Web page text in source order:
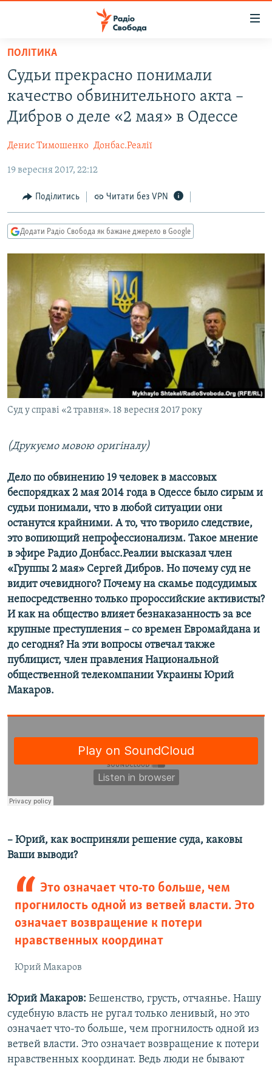
Перейти
основного
матеріалу
Перейти
до
основної
Перейти
пошуку
ВСЕ ЗА ДОБУ
СТАТТІ
СУСПІЛЬСТВО
КУЛЬТУРА
УКРАЇНА
РОСІЙСЬКА «ФІЛЬТРАЦІЯ»
ДОНБАС.РЕАЛІЇ
КРИМ.РЕАЛІЇ
СХЕМИ
КИТАЙ.ВИКЛИКИ
МУЛЬТИМЕДІА
ФОТО
СПЕЦПРОЄКТИ
ПОДКАСТИ
КРИМ РЕАЛІЇ
РУС
КТАТ
ДОЛУЧАЙСЯ!
Усі сайти RFE/RL
ПОЛІТИКА
Судьи прекрасно понимали
качество обвинительного акта –
Дибров о деле «2 мая» в Одессе
Денис Тимошенко Донбас.Реалії
19 вересня 2017, 22:12
Поділитись Читати без VPN
Додати Радіо Свобода як бажане джерело в Google
Суд у справі «2 травня». 18 вересня 2017 року
(Друкуємо мовою оригіналу)
Дело по обвинению 19 человек в массовых
беспорядках 2 мая 2014 года в Одессе было сирым и
судьи понимали, что в любой ситуации они
останутся крайними. А то, что творило следствие,
это вопиющий непрофессионализм. Такое мнение
в эфире Радио Донбасс.Реалии высказал член
«Группы 2 мая» Сергей Дибров. Но почему суд не
видит очевидного? Почему на скамье подсудимых
непосредственно только пророссийские активисты?
И как на общество влияет безнаказанность за все
крупные преступления – со времен Евромайдана и
до сегодня? На эти вопросы отвечал также
публицист, член правления Национальной
общественной телекомпании Украины Юрий
Макаров.
– Юрий, как восприняли решение суда, каковы
Ваши выводи?
Это означает что-то больше, чем
прогнилость одной из ветвей власти. Это
означает возвращение к потери
нравственных координат
Юрий Макаров
Юрий Макаров: Бешенство, грусть, отчаянье. Нашу
судебную власть не ругал только ленивый, но это
означает что-то больше, чем прогнилость одной из
ветвей власти. Это означает возвращение к потери
нравственных координат. Ведь люди не бывают